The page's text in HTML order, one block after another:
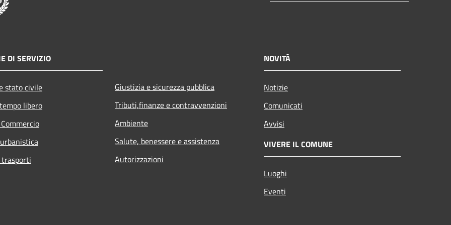
DI SERVIZIO
stato civile
libero
Giustizia e sicurezza pubblica
Tributi,finanze e contravvenzioni
Ambiente
Salute, benessere e assistenza
Autorizzazioni
NOVITÀ
Notizie
Comunicati
Avvisi
VIVERE IL COMUNE
Luoghi
Eventi